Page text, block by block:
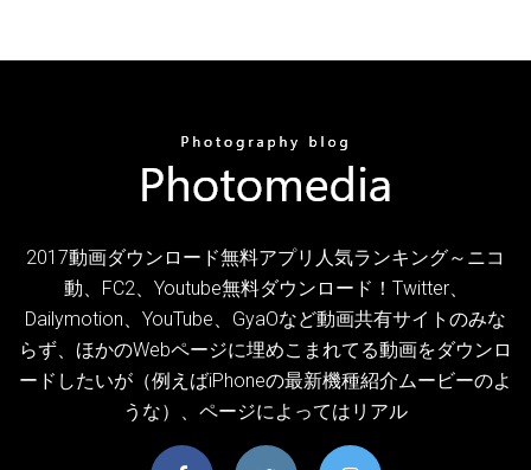
2017動画ダウンロード無料アプリ人気ランキング～ニコ
動、FC2、Youtube無料ダウンロード！Twitter、
Dailymotion、YouTube、GyaOなど動画共有サイトのみな
らず、ほかのWebページに埋めこまれてる動画をダウンロ
ードしたいが（例えばiPhoneの最新機種紹介ムービーのよ
うな）、ページによってはリアル